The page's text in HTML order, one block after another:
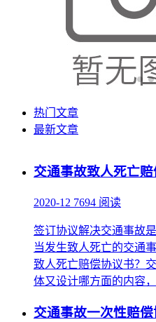
热门文章
最新文章
交通事故致人死亡
2020-12 7694 阅读
签订协议解决交通事故
当发生致人死亡的交通
致人死亡赔偿协议书？
体又设计哪方面的内容
交通事故一次性赔